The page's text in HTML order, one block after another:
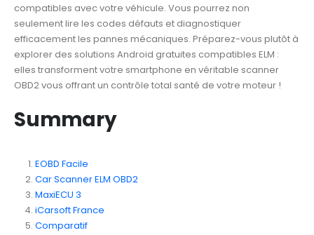
compatibles avec votre véhicule. Vous pourrez non
seulement lire les codes défauts et diagnostiquer
efficacement les pannes mécaniques. Préparez-vous plutôt à
explorer des solutions Android gratuites compatibles ELM :
elles transforment votre smartphone en véritable scanner
OBD2 vous offrant un contrôle total santé de votre moteur !
Summary
EOBD Facile
Car Scanner ELM OBD2
MaxiECU 3
iCarsoft France
Comparatif